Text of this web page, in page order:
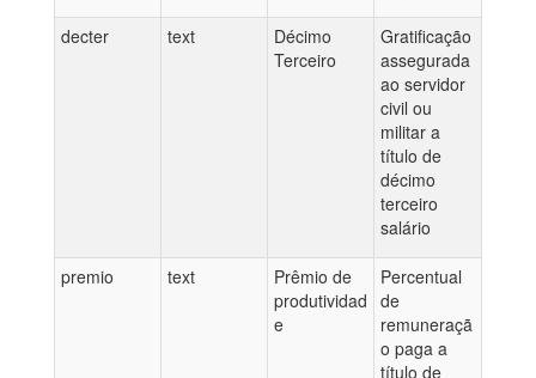
decter text
Décimo
Terceiro
Gratificação
assegurada
ao servidor
civil ou
militar a
título de
décimo
terceiro
salário
premio text
Prêmio de
produtividad
e
Percentual
de
remuneraçã
o paga a
título de